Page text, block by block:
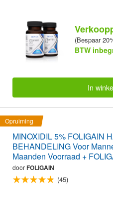
(Bespaar
BTW
In
Opruiming
MINOXIDIL 5% FOLIGAIN
BEHANDELING Voor
Maanden Voorraad +
HAARUITVAL 120 Capsule-
doorFOLIGAIN
(45)